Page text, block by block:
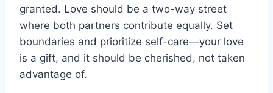
granted. Love should be a two-way street
where both partners contribute equally. Set
boundaries and prioritize self-care—your love
is a gift, and it should be cherished, not taken
advantage of.